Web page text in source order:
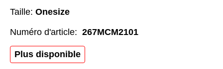
Taille: Onesize
Plus disponible
Numéro d'article: 267MCM2101